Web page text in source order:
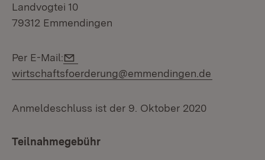
Landvogtei 10
79312 Emmendingen
Per E-Mail:
wirtschaftsfoerderung@emmendingen.de
Anmeldeschluss ist der 9. Oktober 2020
Teilnahmegebühr